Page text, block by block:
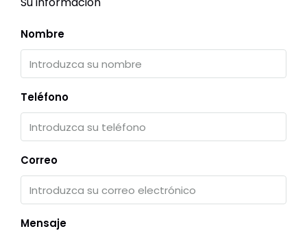
Nombre
Teléfono
Correo
Mensaje